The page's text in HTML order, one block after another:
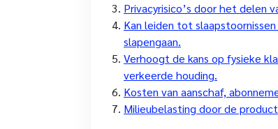
Privacyrisico’s door het delen
Kan leiden tot
slapengaan.
Verhoogt de kans op fysieke
verkeerde houding.
Kosten van aanschaf,
Milieubelasting door de